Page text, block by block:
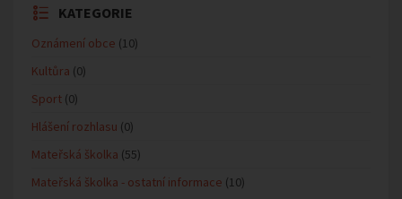
KATEGORIE
Oznámení obce (10)
Kultůra (0)
Sport (0)
Hlášení rozhlasu (0)
Mateřská školka (55)
Mateřská školka - ostatní informace (10)